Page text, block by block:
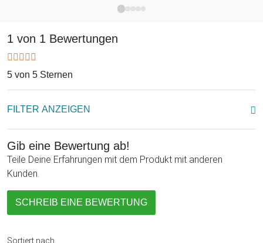
werden gar nicht genug Münzen in den Schlund werfen
zurücklehnen, in dem guten Gewissen, ihrem Kind Spiel, Spaß
und Sparen beigebracht zu haben. Wenn also der nächste
Kindergeburtstag ansteht oder Du auf der Suche nach einem
witzigen Geldgeschenk bist, dann legen wir Dir die Spardose
1 von 1 Bewertungen
5 von 5 Sternen
FILTER ANZEIGEN
Gib eine Bewertung ab!
Teile Deine Erfahrungen mit dem Produkt mit anderen
Kunden.
SCHREIB EINE BEWERTUNG
Sortiert nach